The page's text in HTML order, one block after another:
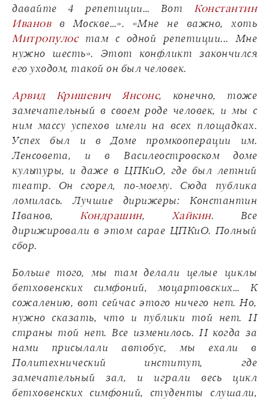
давайте 4 репетиции… Вот Константин
Ивановв Москве…». «Мне не важно, хоть
Митропулостам с одной репетиции... Мне
нужно шесть». Этот конфликт закончился
его уходом, такой он был человек.
Арвид Кришевич Янсонс, конечно, тоже
замечательный в своем роде человек, и мы с
ним массу успехов имели на всех площадках.
Успех был и в Доме промкооперации им.
Ленсовета, и в Василеостровском доме
культуры, и даже в ЦПКиО, где был летний
театр. Он сгорел, по-моему. Сюда публика
ломилась. Лучшие дирижеры: Константин
Иванов, Кондрашин, Хайкин. Все
дирижировали в этом сарае ЦПКиО. Полный
сбор.
Больше того, мы там делали целые циклы
бетховенских симфоний, моцартовских… К
сожалению, вот сейчас этого ничего нет. Но,
нужно сказать, что и публики той нет. И
страны той нет. Все изменилось. И когда за
нами присылали автобус, мы ехали в
Политехнический институт, где
замечательный зал, и играли весь цикл
бетховенских симфоний, студенты слушали,